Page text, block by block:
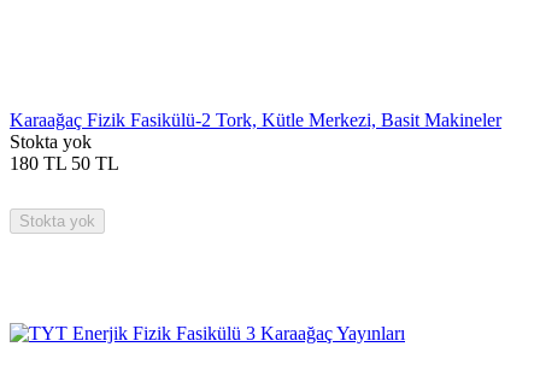
Karaağaç Fizik Fasikülü-2 Tork, Kütle Merkezi, Basit Makineler
Stokta yok
180 TL 50 TL
Stokta yok